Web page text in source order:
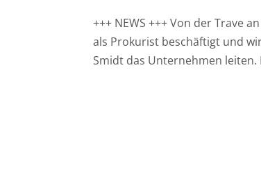
+++ NEWS +++ Von der Trave
als Prokurist beschäftigt und
Smidt das Unternehmen